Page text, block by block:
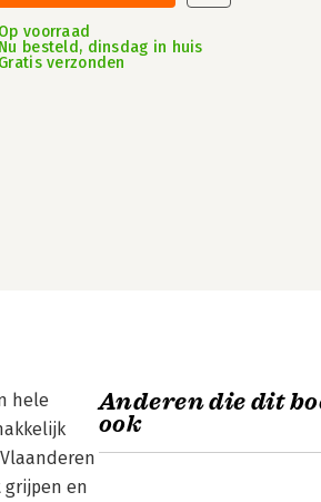
Op voorraad
Nu besteld, dinsdag in huis
Gratis verzonden
hele
grijpen en
Anderen die dit
ook